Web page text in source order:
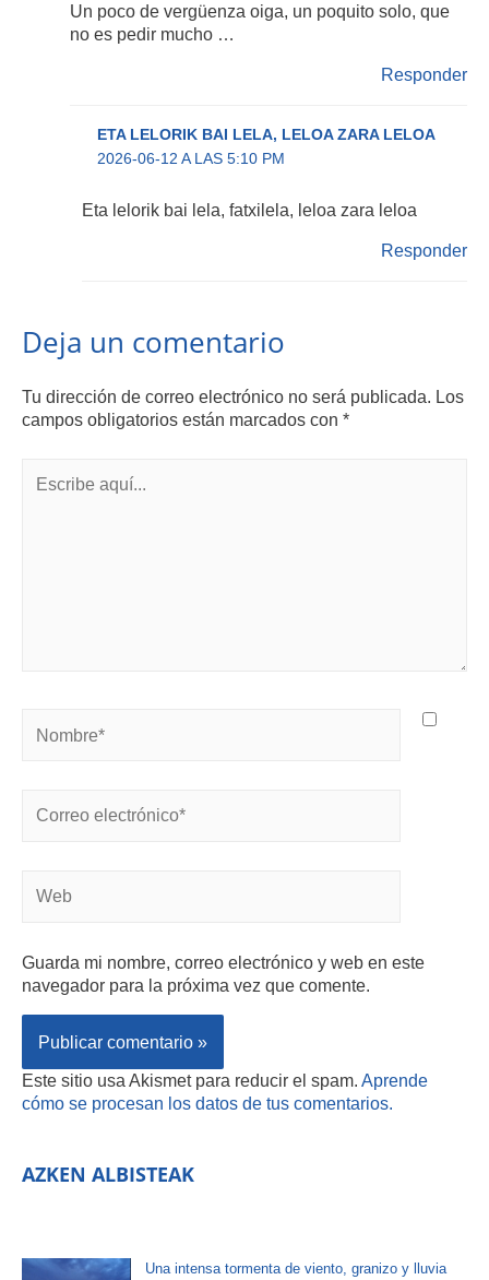
Un poco de vergüenza oiga, un poquito solo, que
no es pedir mucho …
Responder
ETA LELORIK BAI LELA, LELOA ZARA LELOA
2026-06-12 A LAS 5:10 PM
Eta lelorik bai lela, fatxilela, leloa zara leloa
Responder
Deja un comentario
Tu dirección de correo electrónico no será publicada. Los
campos obligatorios están marcados con *
Guarda mi nombre, correo electrónico y web en este
navegador para la próxima vez que comente.
Este sitio usa Akismet para reducir el spam. Aprende
cómo se procesan los datos de tus comentarios.
AZKEN ALBISTEAK
Una intensa tormenta de viento, granizo y lluvia